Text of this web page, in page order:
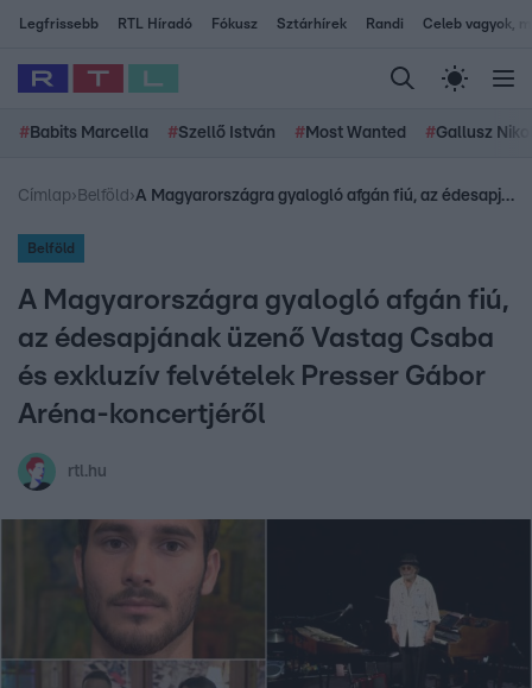
Legfrissebb RTL Híradó Fókusz Sztárhírek Randi Celeb vagyok,
# Babits Marcella #Szellő István # Most Wanted #Gallusz
Címlap› Belföld › A Magyarországra gyalogló afgán fiú, az édesapjának üzenő Vastag Csaba és exkluzív felvételek Presser Gábor Aréna-koncertjéről
Belföld
A Magyarországra gyalogló afgán fiú,
az édesapjának üzenő Vastag Csaba
és exkluzív felvételek Presser Gábor
Aréna-koncertjéről
rtl.hu